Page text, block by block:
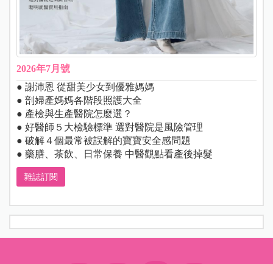
2026年7月號
● 謝沛恩 從甜美少女到優雅媽媽
● 剖婦產媽媽各階段照護大全
● 產檢與生產醫院怎麼選？
● 好醫師５大檢驗標準 選對醫院是風險管理
● 破解４個最常被誤解的寶寶安全感問題
● 藥膳、茶飲、日常保養 中醫觀點看產後掉髮
雜誌訂閱